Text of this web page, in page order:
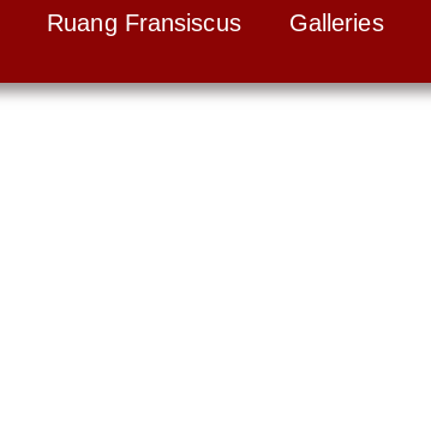
Ruang Fransiscus Galleries